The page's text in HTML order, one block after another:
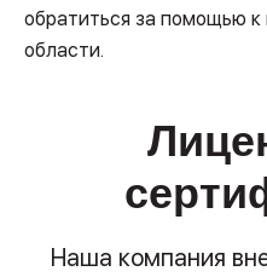
обратиться за помощью
области.
Наша компания